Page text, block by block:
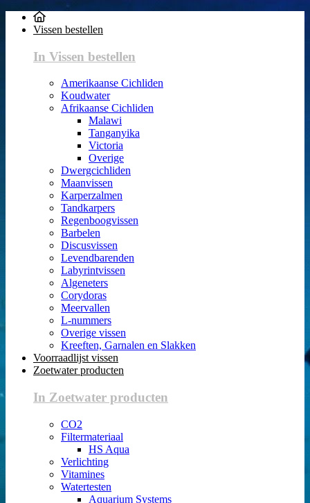
Vissen bestellen
In Vissen bestellen
Amerikaanse Cichliden
Koudwater
Afrikaanse Cichliden
Malawi
Tanganyika
Victoria
Overige
Dwergcichliden
Maanvissen
Karperzalmen
Tandkarpers
Regenboogvissen
Barbelen
Discusvissen
Levendbarenden
Labyrintvissen
Algeneters
Corydoras
Meervallen
L-nummers
Overige vissen
Kreeften, Garnalen en Slakken
Voorraadlijst vissen
Zoetwater producten
In Zoetwater producten
CO2
Filtermateriaal
HS Aqua
Verlichting
Vitamines
Watertesten
Aquarium Systems